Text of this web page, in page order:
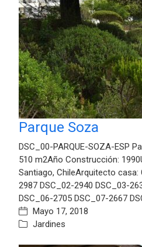
Parque Soza
DSC_00-PARQUE-SOZA-ESP
510 m2Año Construcción:
Santiago, ChileArquitecto
2987 DSC_02-2940 DSC_03-
DSC_06-2705 DSC_07-2667
Mayo 17, 2018
Jardines